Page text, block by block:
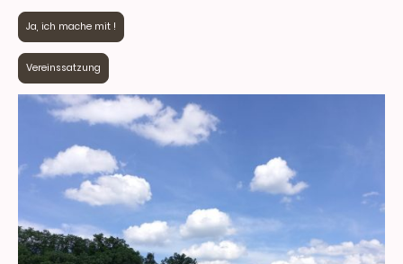
Ja, ich mache mit !
Vereinssatzung